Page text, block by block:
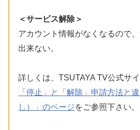
＜サービス解除＞
アカウント情報がなくなるので
出来ない。
詳しくは、TSUTAYA TV公式サ
「停止」と「解除」申請方法と
し）」のページをご参照下さい。